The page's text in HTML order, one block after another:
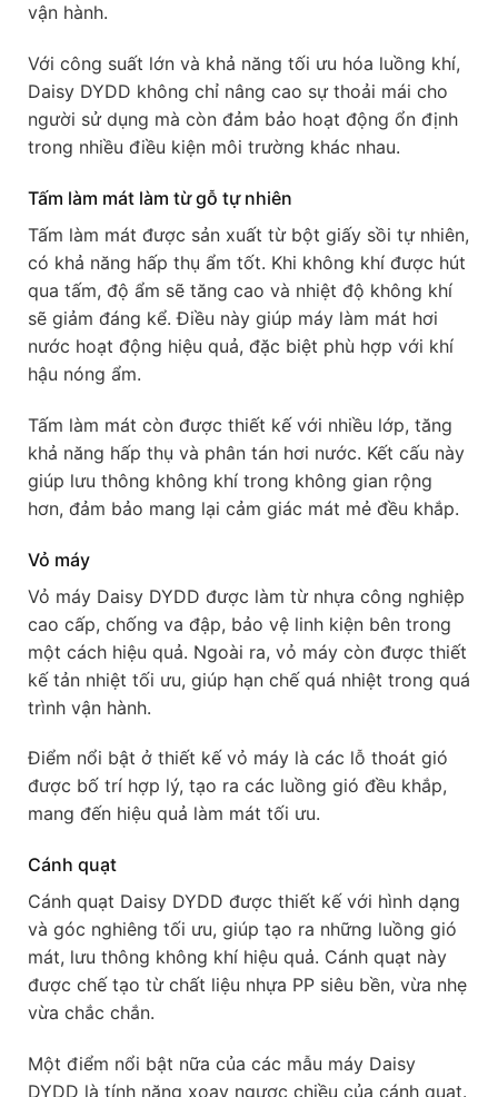
vận hành.
Với công suất lớn và khả năng tối ưu hóa luồng khí,
Daisy DYDD không chỉ nâng cao sự thoải mái cho
người sử dụng mà còn đảm bảo hoạt động ổn định
trong nhiều điều kiện môi trường khác nhau.
Tấm làm mát làm từ gỗ tự nhiên
Tấm làm mát được sản xuất từ bột giấy sồi tự nhiên,
có khả năng hấp thụ ẩm tốt. Khi không khí được hút
qua tấm, độ ẩm sẽ tăng cao và nhiệt độ không khí
sẽ giảm đáng kể. Điều này giúp máy làm mát hơi
nước hoạt động hiệu quả, đặc biệt phù hợp với khí
hậu nóng ẩm.
Tấm làm mát còn được thiết kế với nhiều lớp, tăng
khả năng hấp thụ và phân tán hơi nước. Kết cấu này
giúp lưu thông không khí trong không gian rộng
hơn, đảm bảo mang lại cảm giác mát mẻ đều khắp.
Vỏ máy
Vỏ máy Daisy DYDD được làm từ nhựa công nghiệp
cao cấp, chống va đập, bảo vệ linh kiện bên trong
một cách hiệu quả. Ngoài ra, vỏ máy còn được thiết
kế tản nhiệt tối ưu, giúp hạn chế quá nhiệt trong quá
trình vận hành.
Điểm nổi bật ở thiết kế vỏ máy là các lỗ thoát gió
được bố trí hợp lý, tạo ra các luồng gió đều khắp,
mang đến hiệu quả làm mát tối ưu.
Cánh quạt
Cánh quạt Daisy DYDD được thiết kế với hình dạng
và góc nghiêng tối ưu, giúp tạo ra những luồng gió
mát, lưu thông không khí hiệu quả. Cánh quạt này
được chế tạo từ chất liệu nhựa PP siêu bền, vừa nhẹ
vừa chắc chắn.
Một điểm nổi bật nữa của các mẫu máy Daisy
DYDD là tính năng xoay ngược chiều của cánh quạt.